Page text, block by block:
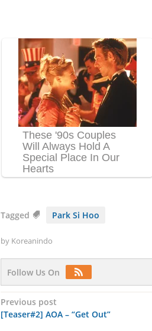
Tagged Park Si Hoo
by Koreanindo
Follow Us On
Post
navigation
Previous post
[Teaser#2] AOA – “Get Out”